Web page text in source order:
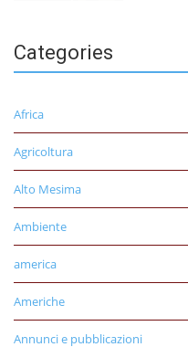
Categories
Africa
Agricoltura
Alto Mesima
Ambiente
america
Americhe
Annunci e pubblicazioni